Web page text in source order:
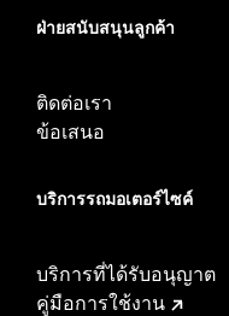
ฝ่ายสนับสนุนลูกค้า
ติดต่อเรา
ข้อเสนอ
บริการรถมอเตอร์ไซค์​
บริการที่ได้รับอนุญาต
คู่มือการใช้งาน